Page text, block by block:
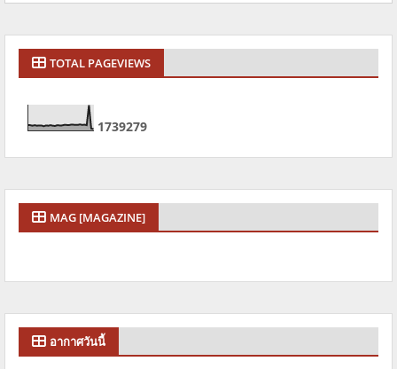
TOTAL PAGEVIEWS
1739279
MAG [MAGAZINE]
อากาศวันนี้